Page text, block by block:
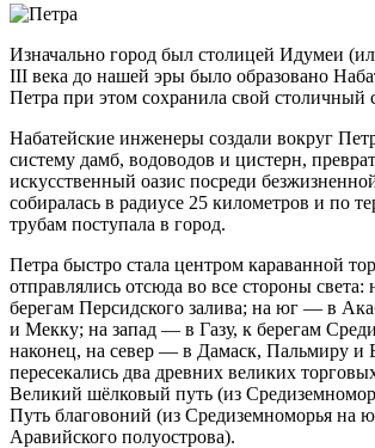
Изначально город был столицей Идумеи
III века до нашей эры было образовано
Петра при этом сохранила свой столичный
Набатейские инженеры создали вокруг
систему дамб, водоводов и цистерн,
искусственный оазис посреди
собиралась в радиусе 25 километров и по
трубам поступала в город.
Петра быстро стала центром караванной
отправлялись отсюда во все стороны
берегам Персидского залива; на юг — в
и Мекку; на запад — в Газу, к берегам
наконец, на север — в Дамаск, Пальмиру и
пересекались два древних великих
Великий шёлковый путь (из
Путь благовоний (из Средиземноморья на
Аравийского полуострова).